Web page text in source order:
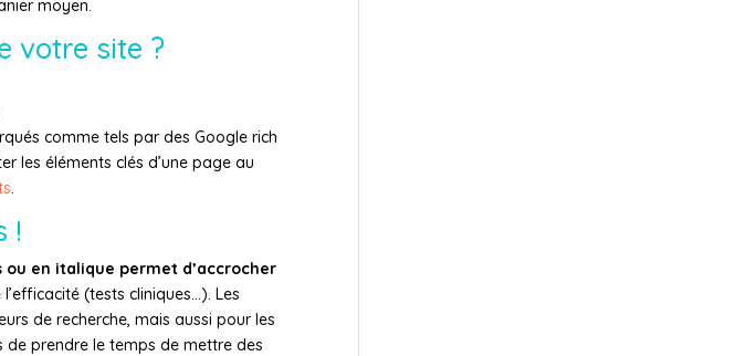
moyen.
votre site ?
comme tels par des Google rich
les éléments clés d’une page au
.
!
en italique permet d’accrocher
(tests cliniques…). Les
de recherche, mais aussi pour les
de prendre le temps de mettre des